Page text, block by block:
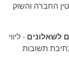
החברה והשוק
לשאלונים-ליווי
תשובות